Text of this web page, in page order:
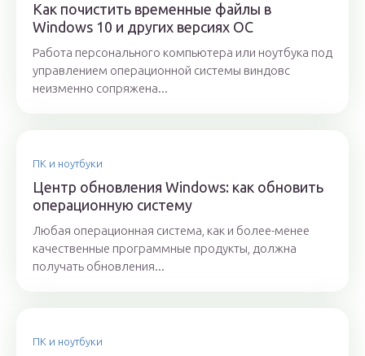
Как почистить временные файлы в
Windows 10 и других версиях ОС
Работа персонального компьютера или ноутбука под
управлением операционной системы виндовс
неизменно сопряжена...
ПК и ноутбуки
Центр обновления Windows: как обновить
операционную систему
Любая операционная система, как и более-менее
качественные программные продукты, должна
получать обновления...
ПК и ноутбуки